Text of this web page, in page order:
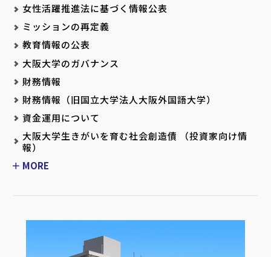
女性活躍推進法に基づく情報公表
ミッションの再定義
教育情報の公表
大阪大学のガバナンス
財務情報
財務情報（旧国立大学法人大阪外国語大学）
資金運用について
大阪大学生きがいを育む社会創造債 （投資家向け情
報）
MORE